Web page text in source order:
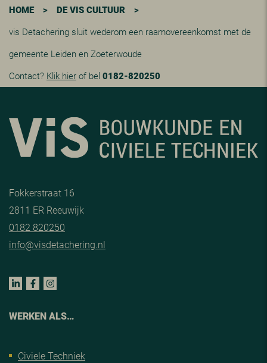
HOME > DE VIS CULTUUR
>
vis Detachering sluit wederom een raamovereenkomst met de
gemeente Leiden en Zoeterwoude
Contact? Klik hier of bel 0182-820250
Fokkerstraat 16
2811 ER Reeuwijk
0182 820250
info@visdetachering.nl
WERKEN ALS…
Civiele Techniek